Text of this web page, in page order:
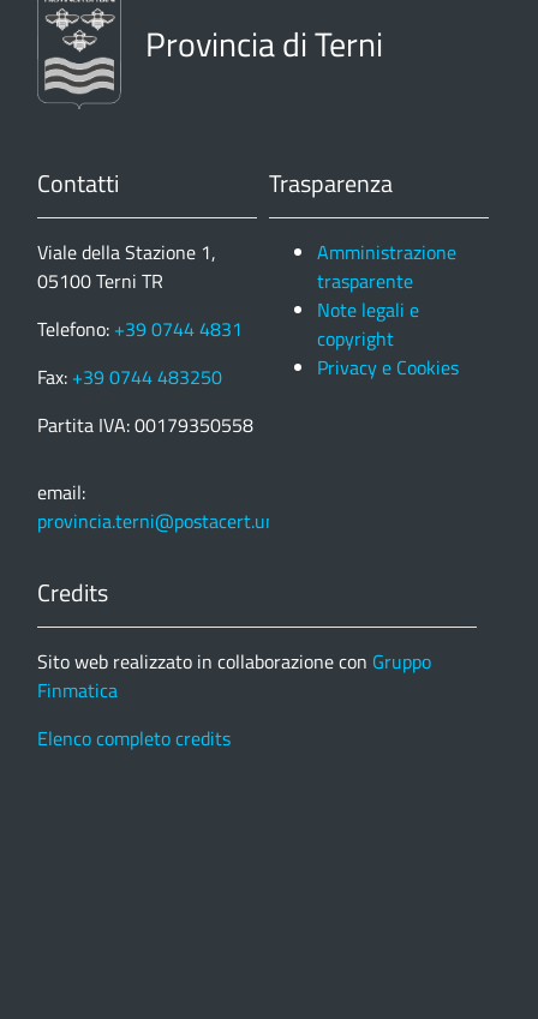
Provincia di Terni
Contatti
Viale della Stazione 1,
05100 Terni TR
Telefono: +39 0744 4831
Fax: +39 0744 483250
Partita IVA: 00179350558
email:
provincia.terni@postacert.umbria.it
Trasparenza
Amministrazione
trasparente
Note legali e
copyright
Privacy e Cookies
Credits
Sito web realizzato in collaborazione con Gruppo
Finmatica
Elenco completo credits